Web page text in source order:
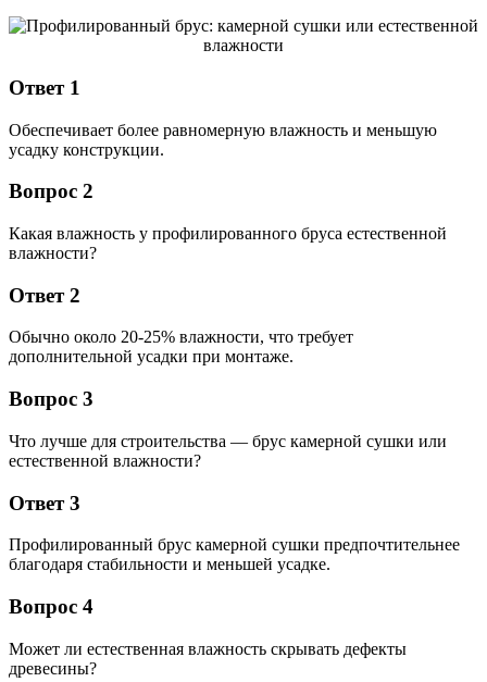
Ответ 1
Обеспечивает более равномерную влажность и меньшую
усадку конструкции.
Вопрос 2
Какая влажность у профилированного бруса естественной
влажности?
Ответ 2
Обычно около 20-25% влажности, что требует
дополнительной усадки при монтажe.
Вопрос 3
Что лучше для строительства — брус камерной сушки или
естественной влажности?
Ответ 3
Профилированный брус камерной сушки предпочтительнее
благодаря стабильности и меньшей усадке.
Вопрос 4
Может ли естественная влажность скрывать дефекты
древесины?